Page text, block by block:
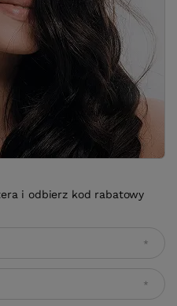
i odbierz kod rabatowy